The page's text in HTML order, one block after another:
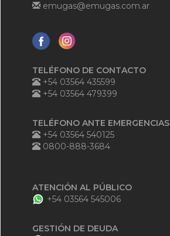
emugas@emugas.com.ar
TELÉFONO DE CONTACTO
+54 03564 435599
+54 03564 479399
TELÉFONO ANTE EMERGENCIAS
+54 03564 540125
0800-888-3684
ATENCIÓN AL PÚBLICO
+54 03564 545006
GESTIÓN DE DEUDA